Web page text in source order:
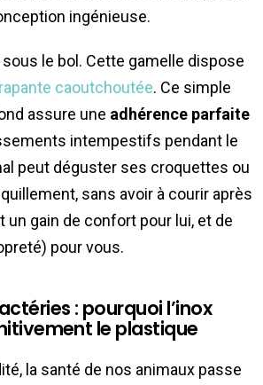
ingénieuse.
le bol. Cette gamelle dispose
caoutchoutée. Ce simple
assure une adhérence parfaite
intempestifs pendant le
peut déguster ses croquettes ou
sans avoir à courir après
un gain de confort pour lui, et de
pour vous.
: pourquoi l’inox
le plastique
la santé de nos animaux passe